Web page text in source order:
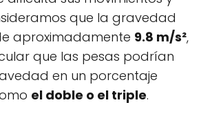
que la gravedad
aproximadamente 9.8 m/s²,
que las pesas podrían
en un porcentaje
el doble o el triple.